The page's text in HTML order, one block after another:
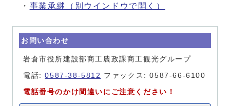
・ 事業承継 （別ウインドウで開く）
お問い合わせ
岩倉市役所建設部商工農政課商工観光グループ
電話:0587-38-5812 ファックス: 0587-66-6100
電話番号のかけ間違いにご注意ください！